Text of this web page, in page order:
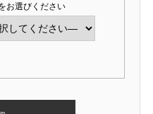
お選びください